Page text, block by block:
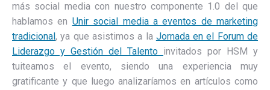
más social media con nuestro componente 1.0 del que
hablamos en Unir social media a eventos de marketing
tradicional, ya que asistimos a la Jornada en el Forum de
Liderazgo y Gestión del Talento invitados por HSM y
tuiteamos el evento, siendo una experiencia muy
gratificante y que luego analizaríamos en artículos como